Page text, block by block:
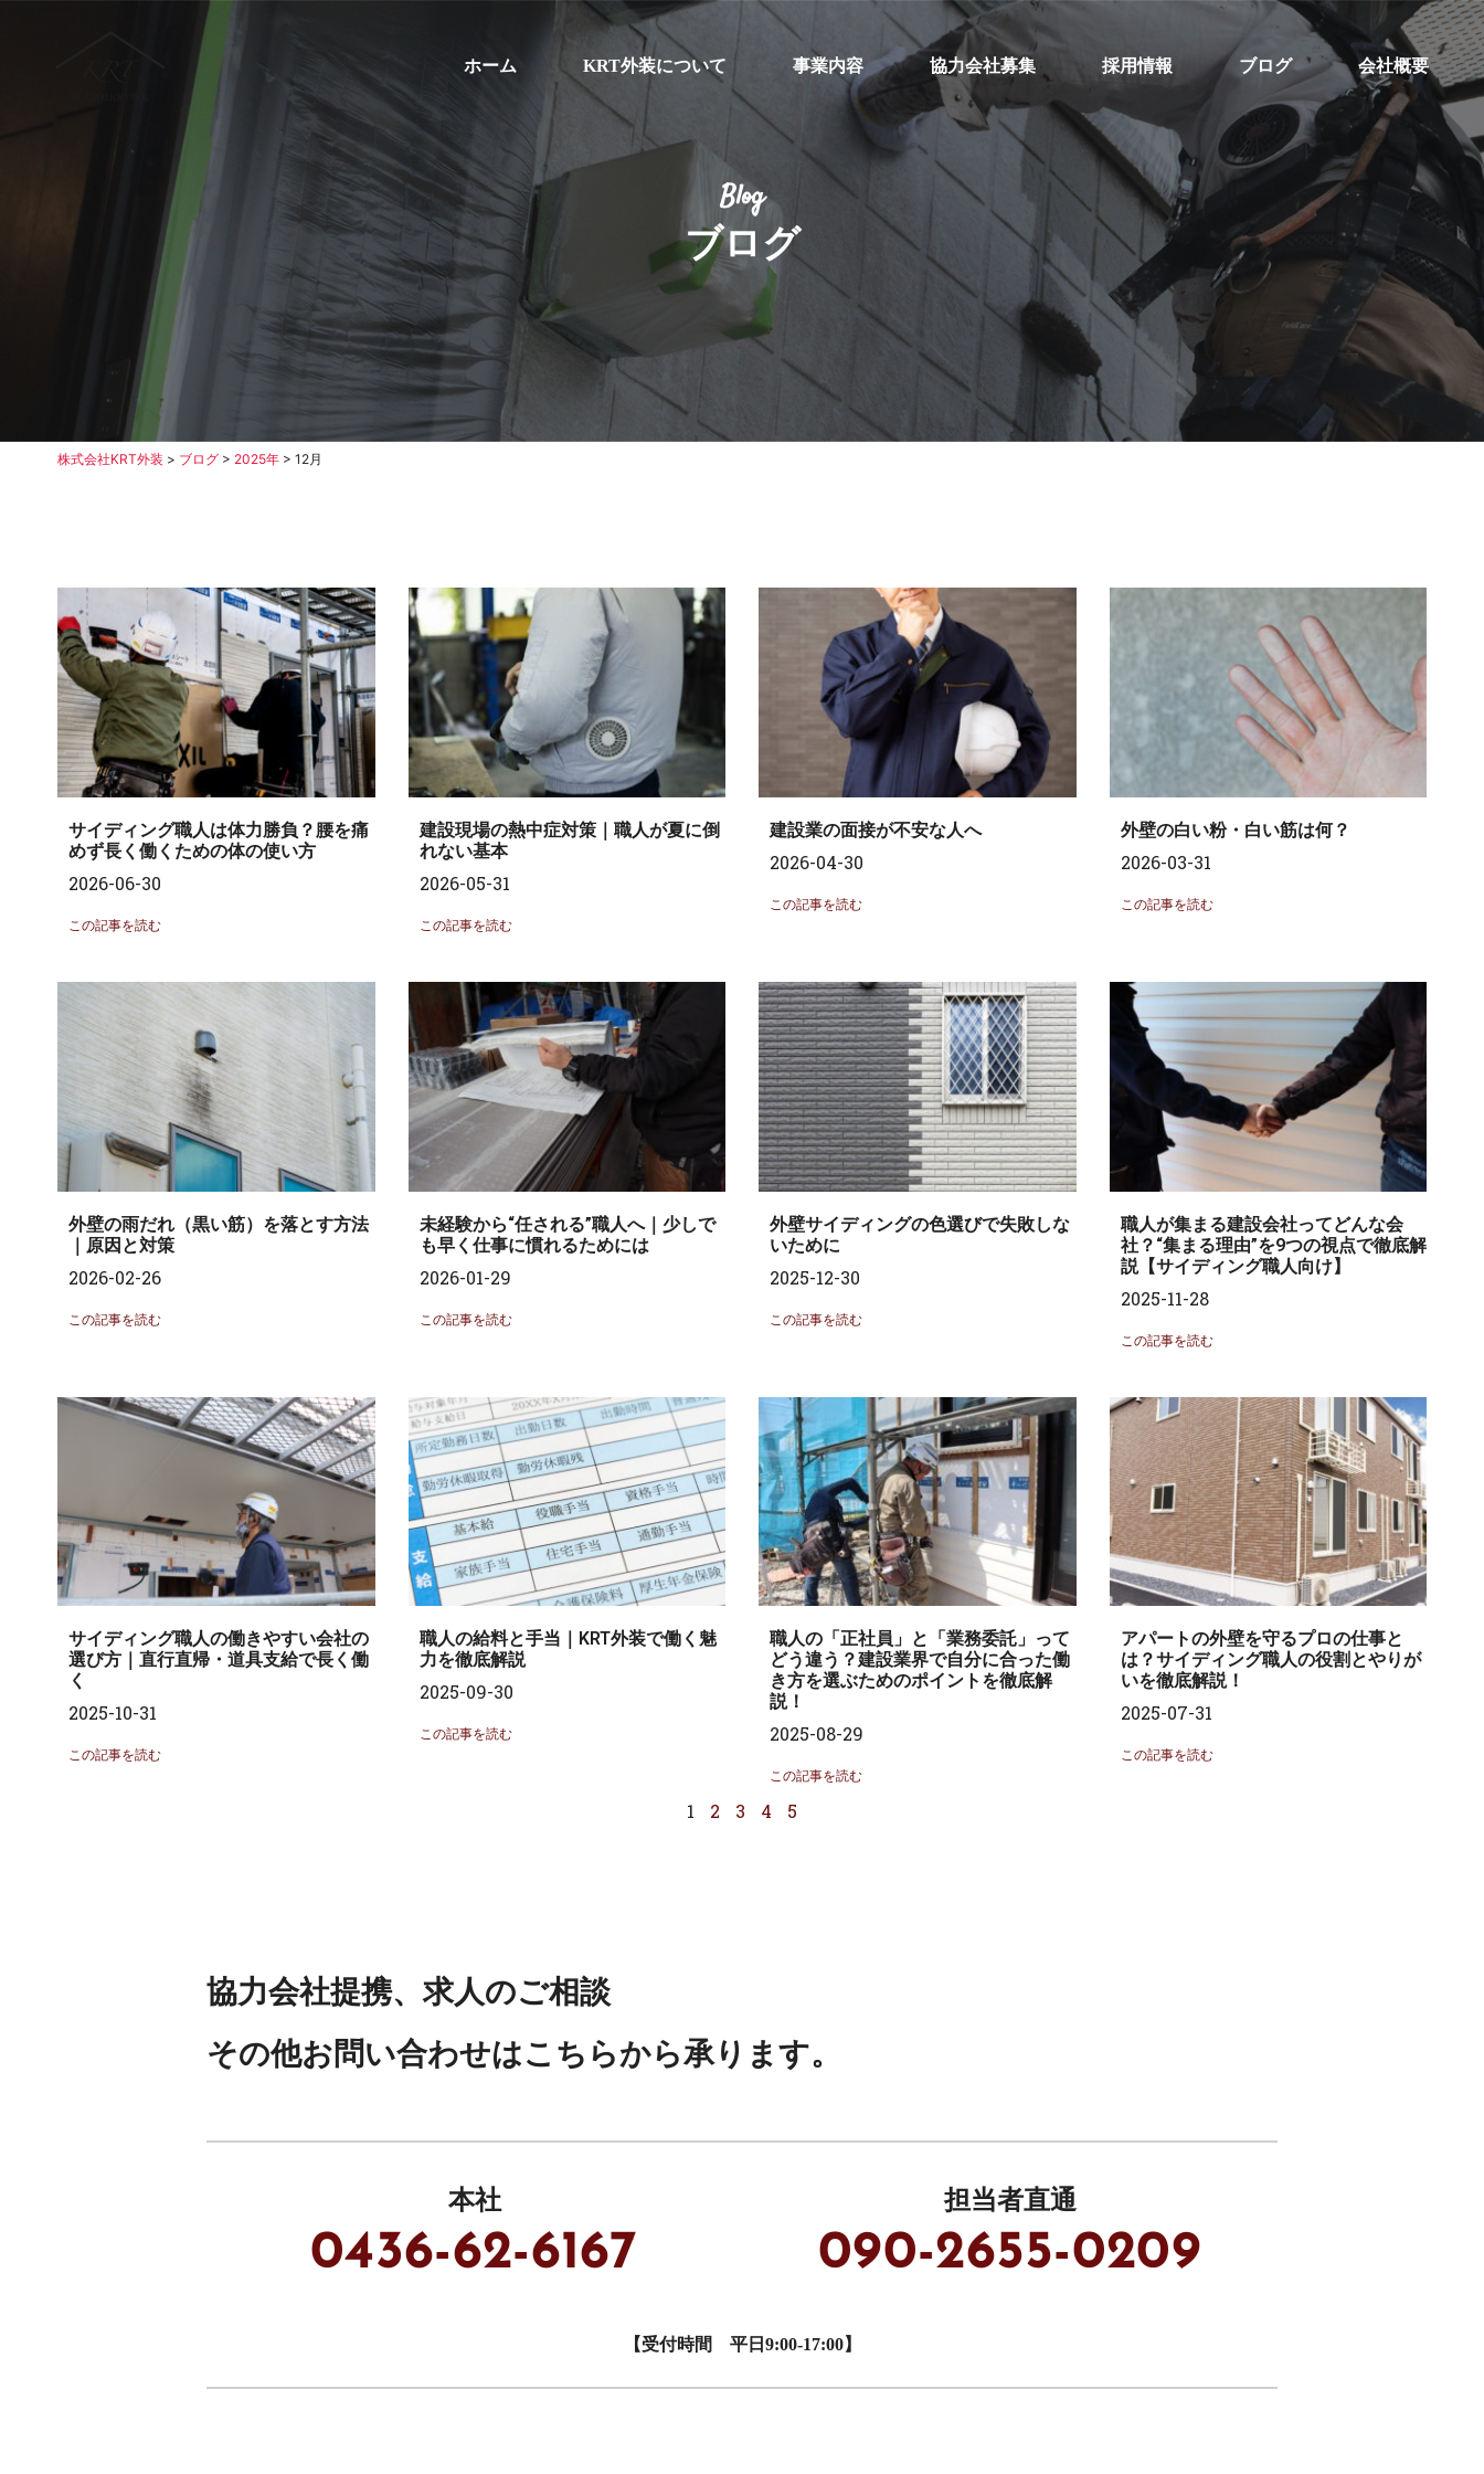
ホーム KRT外装について 事業内容 協力会社募集 採用情報 ブログ 会社概要
Blog
ブログ
株式会社KRT外装 > ブログ > 2025年 > 12月
サイディング職人は体力勝負？腰を痛
めず長く働くための体の使い方
2026-06-30
この記事を読む
建設現場の熱中症対策｜職人が夏に倒
れない基本
2026-05-31
この記事を読む
建設業の面接が不安な人へ
2026-04-30
この記事を読む
外壁の白い粉・白い筋は何？
2026-03-31
この記事を読む
外壁の雨だれ（黒い筋）を落とす方法
｜原因と対策
2026-02-26
この記事を読む
未経験から“任される”職人へ｜少しで
も早く仕事に慣れるためには
2026-01-29
この記事を読む
外壁サイディングの色選びで失敗しな
いために
2025-12-30
この記事を読む
職人が集まる建設会社ってどんな会
社？“集まる理由”を9つの視点で徹底解
説【サイディング職人向け】
2025-11-28
この記事を読む
サイディング職人の働きやすい会社の
選び方｜直行直帰・道具支給で長く働
く
2025-10-31
この記事を読む
職人の給料と手当｜KRT外装で働く魅
力を徹底解説
2025-09-30
この記事を読む
職人の「正社員」と「業務委託」って
どう違う？建設業界で自分に合った働
き方を選ぶためのポイントを徹底解
説！
2025-08-29
この記事を読む
アパートの外壁を守るプロの仕事と
は？サイディング職人の役割とやりが
いを徹底解説！
2025-07-31
この記事を読む
1 2 3 4 5
協力会社提携、求人のご相談
その他お問い合わせはこちらから承ります。
本社
0436-62-6167
担当者直通
090-2655-0209
【受付時間 平日9:00-17:00】